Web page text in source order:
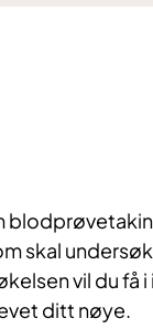
skal
vil du få
ditt nøye.